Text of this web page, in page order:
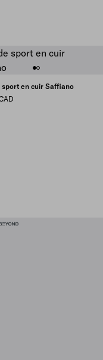
sport en cuir Saffiano